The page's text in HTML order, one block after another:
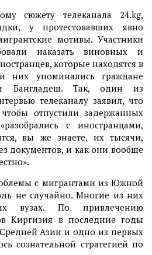
сюжету телеканала 24.kg,
у протестовавших явно
мотивы. Участники
наказать виновных и
которые находятся в
них упоминались граждане
Бангладеш. Так, один из
телеканалу заявил, что
отпустили задержанных
с иностранцами,
вы же знаете, их тысячи,
документов, и как они вообще
с мигрантами из Южной
не случайно. Многие из них
вузах. По привлечению
Киргизия в последние годы
Азии и одно из первых
сознательной стратегией по